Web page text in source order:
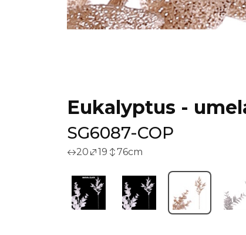
Eukalyptus -
SG6087-COP
20 19 76cm